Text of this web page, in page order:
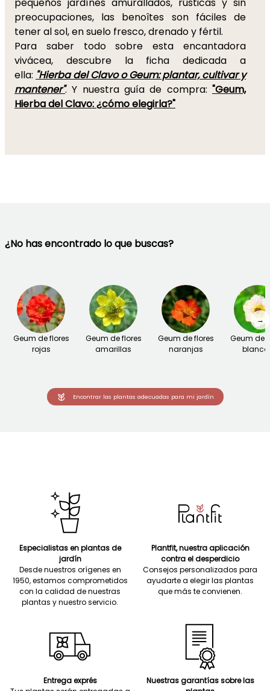
preocupaciones, las benoîtes son fáciles de
tener al sol, en suelo fresco, drenado y fértil.
Para saber todo sobre esta encantadora
vivácea, descubre la ficha dedicada a
ella: "Hierba del Clavo o Geum: plantar, cultivar y
mantener". Y nuestra guía de compra: "Geum,
Hierba del Clavo: ¿cómo elegirla?"
¿No has encontrado lo que buscas?
Geum de flores
rojas
Geum de flores
amarillas
Geum de flores
naranjas
Geum de
→
Encontrar las plantas adecuadas para mi jardín
Especialistas en plantas de
jardín
Desde nuestros orígenes en
1950, estamos comprometidos
con la calidad de nuestras
plantas y nuestro servicio.
Plantfit, nuestra aplicación
contra el desperdicio
Consejos personalizados para
ayudarte a elegir las plantas
que más te convienen.
Entrega exprés
Nuestras garantías sobre las